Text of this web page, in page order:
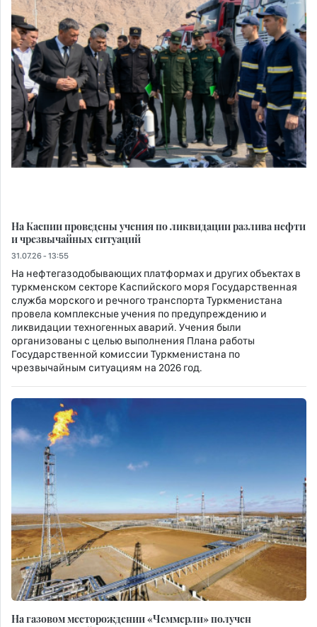
На Каспии проведены учения по ликвидации разлива нефти
и чрезвычайных ситуаций
31.07.26 - 13:55
На нефтегазодобывающих платформах и других объектах в
туркменском секторе Каспийского моря Государственная
служба морского и речного транспорта Туркменистана
провела комплексные учения по предупреждению и
ликвидации техногенных аварий. Учения были
организованы с целью выполнения Плана работы
Государственной комиссии Туркменистана по
чрезвычайным ситуациям на 2026 год.
На газовом месторождении «Чеммерли» получен